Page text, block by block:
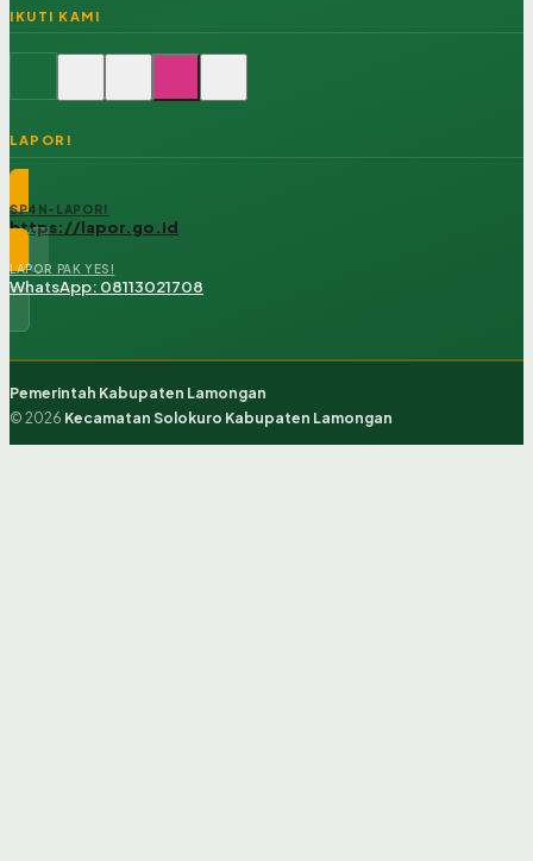
IKUTI KAMI
LAPOR!
SP4N-LAPOR!
https://lapor.go.id
LAPOR PAK YES!
WhatsApp: 08113021708
Pemerintah Kabupaten Lamongan
© 2026 Kecamatan Solokuro Kabupaten Lamongan